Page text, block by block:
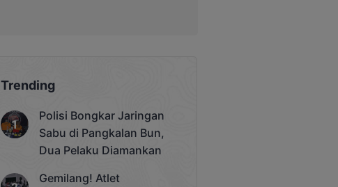
Trending
Polisi Bongkar Jaringan
Sabu di Pangkalan Bun,
Dua Pelaku Diamankan
Gemilang! Atlet